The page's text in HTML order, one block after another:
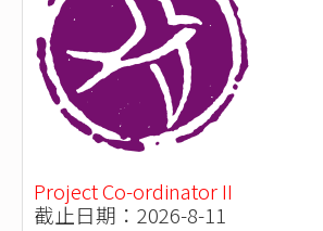
Project Co-ordinator II
截止日期：2026-8-11